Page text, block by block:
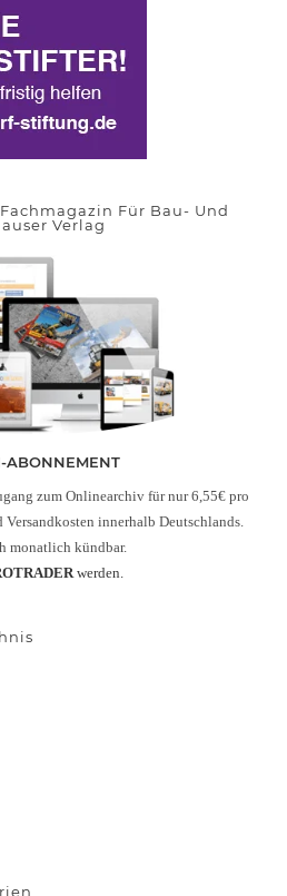
Fachmagazin Für Bau- Und
Verlag
ABONNEMENT
zum Onlinearchiv für nur 6,55€ pro
innerhalb Deutschlands.
monatlich kündbar.
werden.